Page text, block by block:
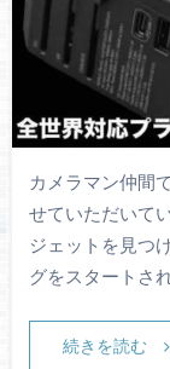
カメラマン仲間
せていただいて
ジェットを見つ
グをスタートさ
続きを読む